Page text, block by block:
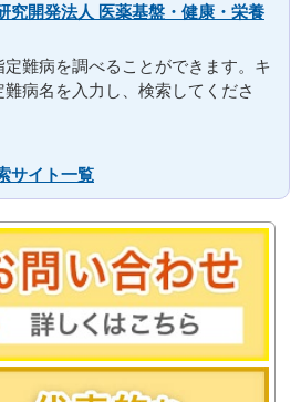
究開発法人 医薬基盤・健康・栄養
難病を調べることができます。キ
病名を入力し、検索してくださ
サイト一覧